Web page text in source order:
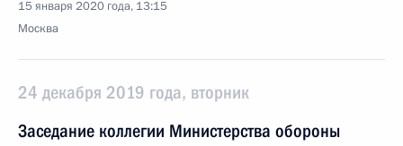
15 января 2020 года, 13:15
Москва
24 декабря 2019 года, вторник
Заседание коллегии Министерства обороны